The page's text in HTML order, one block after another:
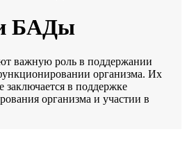
БАДы
важную роль в поддержании
организма. Их
заключается в поддержке
организма и участии в